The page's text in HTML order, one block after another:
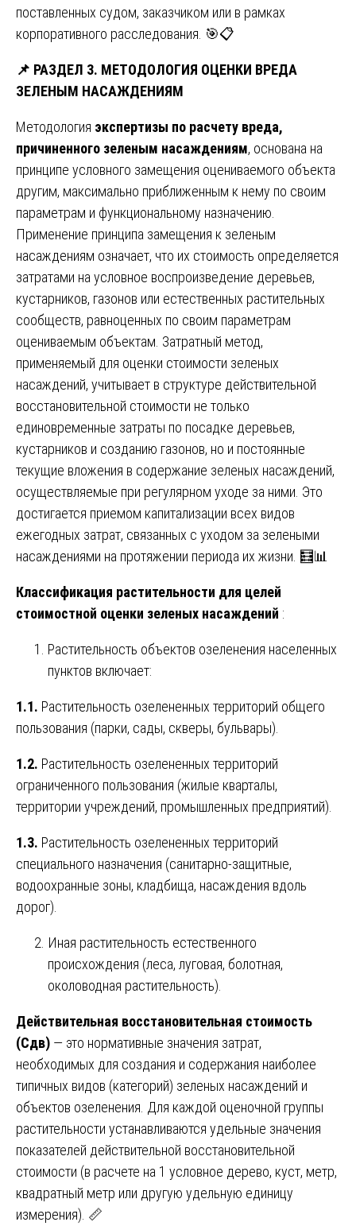
поставленных судом, заказчиком или в рамках
корпоративного расследования. 🎯📋
📌 РАЗДЕЛ 3. МЕТОДОЛОГИЯ ОЦЕНКИ ВРЕДА
ЗЕЛЕНЫМ НАСАЖДЕНИЯМ
Методология экспертизы по расчету вреда,
причиненного зеленым насаждениям, основана на
принципе условного замещения оцениваемого объекта
другим, максимально приближенным к нему по своим
параметрам и функциональному назначению.
Применение принципа замещения к зеленым
насаждениям означает, что их стоимость определяется
затратами на условное воспроизведение деревьев,
кустарников, газонов или естественных растительных
сообществ, равноценных по своим параметрам
оцениваемым объектам. Затратный метод,
применяемый для оценки стоимости зеленых
насаждений, учитывает в структуре действительной
восстановительной стоимости не только
единовременные затраты по посадке деревьев,
кустарников и созданию газонов, но и постоянные
текущие вложения в содержание зеленых насаждений,
осуществляемые при регулярном уходе за ними. Это
достигается приемом капитализации всех видов
ежегодных затрат, связанных с уходом за зелеными
насаждениями на протяжении периода их жизни. 🧮📊
Классификация растительности для целей
стоимостной оценки зеленых насаждений :
Растительность объектов озеленения населенных
пунктов включает:
1.1. Растительность озелененных территорий общего
пользования (парки, сады, скверы, бульвары).
1.2. Растительность озелененных территорий
ограниченного пользования (жилые кварталы,
территории учреждений, промышленных предприятий).
1.3. Растительность озелененных территорий
специального назначения (санитарно-защитные,
водоохранные зоны, кладбища, насаждения вдоль
дорог).
Иная растительность естественного
происхождения (леса, луговая, болотная,
околоводная растительность).
Действительная восстановительная стоимость
(Сдв) — это нормативные значения затрат,
необходимых для создания и содержания наиболее
типичных видов (категорий) зеленых насаждений и
объектов озеленения. Для каждой оценочной группы
растительности устанавливаются удельные значения
показателей действительной восстановительной
стоимости (в расчете на 1 условное дерево, куст, метр,
квадратный метр или другую удельную единицу
измерения). 📏